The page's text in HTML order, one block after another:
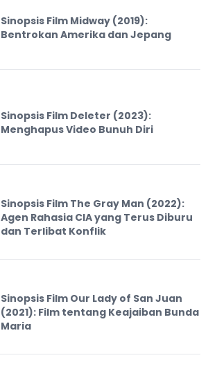
Sinopsis Film Midway (2019):
Bentrokan Amerika dan Jepang
Sinopsis Film Deleter (2023):
Menghapus Video Bunuh Diri
Sinopsis Film The Gray Man (2022):
Agen Rahasia CIA yang Terus Diburu
dan Terlibat Konflik
Sinopsis Film Our Lady of San Juan
(2021): Film tentang Keajaiban Bunda
Maria